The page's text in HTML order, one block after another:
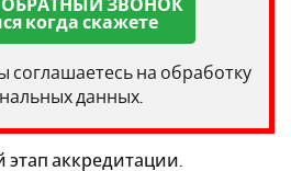
ОБРАТНЫЙ ЗВОНОК
когда скажете
соглашаетесь на обработку
данных.
аккредитации.